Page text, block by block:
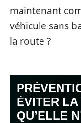
maintenant
véhicule sans
la route ?
ÉVITER LA
QU’ELLE